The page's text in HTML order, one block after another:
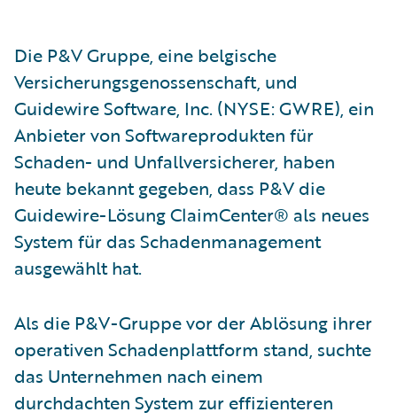
Die P&V Gruppe, eine belgische
Versicherungsgenossenschaft, und
Guidewire Software, Inc. (NYSE: GWRE), ein
Anbieter von Softwareprodukten für
Schaden- und Unfallversicherer, haben
heute bekannt gegeben, dass P&V die
Guidewire-Lösung ClaimCenter® als neues
System für das Schadenmanagement
ausgewählt hat.
Als die P&V-Gruppe vor der Ablösung ihrer
operativen Schadenplattform stand, suchte
das Unternehmen nach einem
durchdachten System zur effizienteren